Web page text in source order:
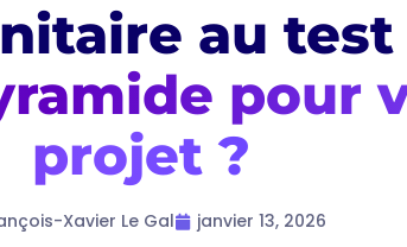
au test
pour
projet ?
Xavier Le Gal janvier 13, 2026